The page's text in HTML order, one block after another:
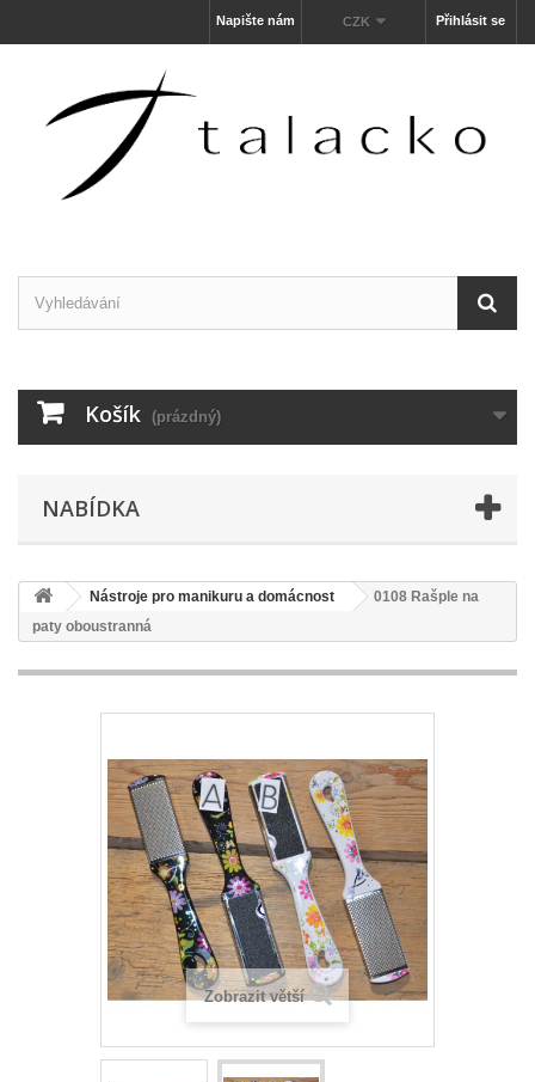
Přihlásit se
CZK
Napište nám
Košík (prázdný)
NABÍDKA
Nástroje pro manikuru a domácnost
0108 Rašple na
paty oboustranná
Zobrazit větší